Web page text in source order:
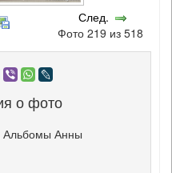
След.
Фото 219 из 518
о фото
Анны